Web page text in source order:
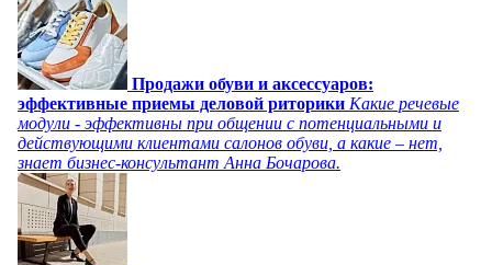
Продажи обуви и аксессуаров:
эффективные приемы деловой риторики Какие речевые
модули - эффективны при общении с потенциальными и
действующими клиентами салонов обуви, а какие – нет,
знает бизнес-консультант Анна Бочарова.